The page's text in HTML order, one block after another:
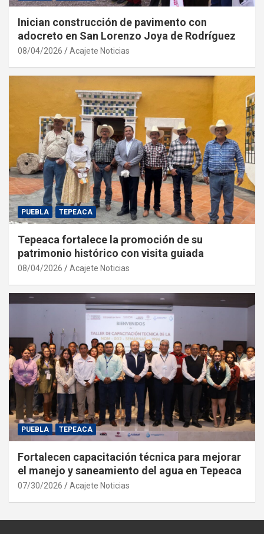
Inician construcción de pavimento con
adocreto en San Lorenzo Joya de Rodríguez
08/04/2026 Acajete Noticias
PUEBLA TEPEACA
Tepeaca fortalece la promoción de su
patrimonio histórico con visita guiada
08/04/2026 Acajete Noticias
PUEBLA TEPEACA
Fortalecen capacitación técnica para mejorar
el manejo y saneamiento del agua en Tepeaca
07/30/2026 Acajete Noticias